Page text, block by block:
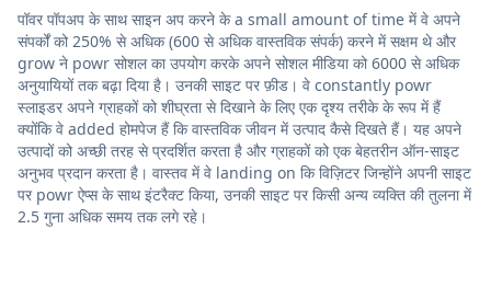
पॉवर पॉपअप के साथ साइन अप करने के a small amount of time में वे अपने
संपर्कों को 250% से अधिक (600 से अधिक वास्तविक संपर्क) करने में सक्षम थे और
grow ने powr सोशल का उपयोग करके अपने सोशल मीडिया को 6000 से अधिक
अनुयायियों तक बढ़ा दिया है। उनकी साइट पर फ़ीड। वे constantly powr
स्लाइडर अपने ग्राहकों को शीघ्रता से दिखाने के लिए एक दृश्य तरीके के रूप में हैं
क्योंकि वे added होमपेज हैं कि वास्तविक जीवन में उत्पाद कैसे दिखते हैं। यह अपने
उत्पादों को अच्छी तरह से प्रदर्शित करता है और ग्राहकों को एक बेहतरीन ऑन-साइट
अनुभव प्रदान करता है। वास्तव में वे landing on कि विज़िटर जिन्होंने अपनी साइट
पर powr ऐप्स के साथ इंटरैक्ट किया, उनकी साइट पर किसी अन्य व्यक्ति की तुलना में
2.5 गुना अधिक समय तक लगे रहे।